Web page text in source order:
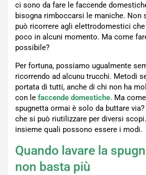
ci sono da fare le faccende
bisogna rimboccarsi le maniche. Non
può ricorrere agli elettrodomestici
poco in alcuni momento. Ma come
possibile?
Per fortuna, possiamo ugualmente
ricorrendo ad alcunu trucchi. Metodi
portata di tutti, anche di chi non ha
con le faccende domestiche. Ma
spugnetta ormai è solo da buttare
che si può riutilizzare per diversi
insieme quali possono essere i modi.
Quando lavare la
non basta più